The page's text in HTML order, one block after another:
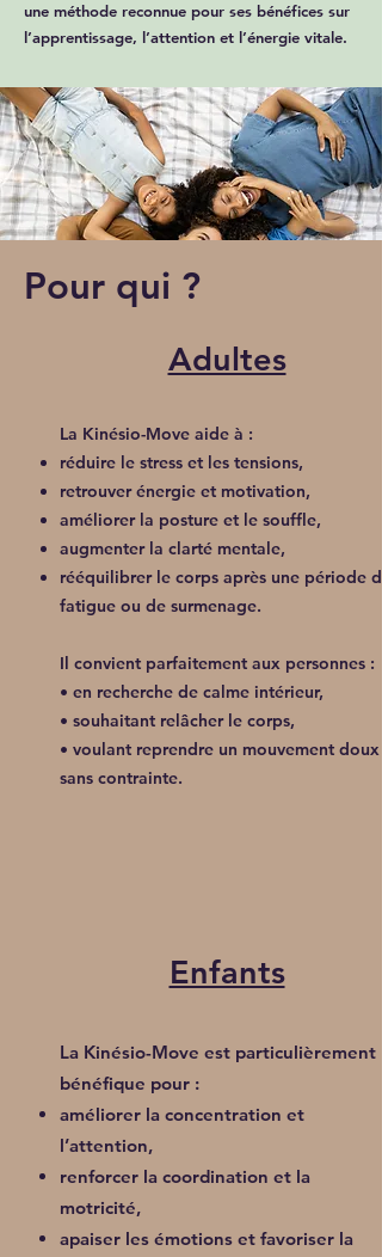
une méthode reconnue pour ses bénéfices sur
l’apprentissage, l’attention et l’énergie vitale.
Pour qui ?
Adultes
La Kinésio-Move aide à :
réduire le stress et les tensions,
retrouver énergie et motivation,
améliorer la posture et le souffle,
augmenter la clarté mentale,
rééquilibrer le corps après une période de
fatigue ou de surmenage.
Il convient parfaitement aux personnes :
• en recherche de calme intérieur,
• souhaitant relâcher le corps,
• voulant reprendre un mouvement doux
sans contrainte.
Enfants
La Kinésio-Move est particulièrement
bénéfique pour :
améliorer la concentration et
l’attention,
renforcer la coordination et la
motricité,
apaiser les émotions et favoriser la